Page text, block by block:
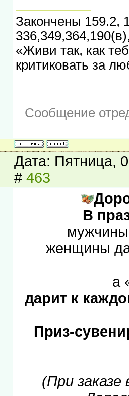
Закончены 159.2,
«Живи так, как
критиковать за
Сообщение
Дата: Пятница,
# 463
В
женщины
а
дарит к
Приз-
(При